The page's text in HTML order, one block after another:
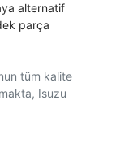
alternatif
parça
tüm kalite
Isuzu